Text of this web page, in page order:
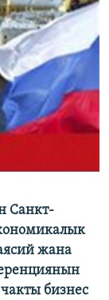
Санкт-
жана
бизнес